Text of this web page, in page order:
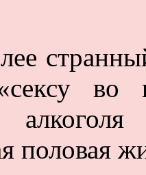
во
половая